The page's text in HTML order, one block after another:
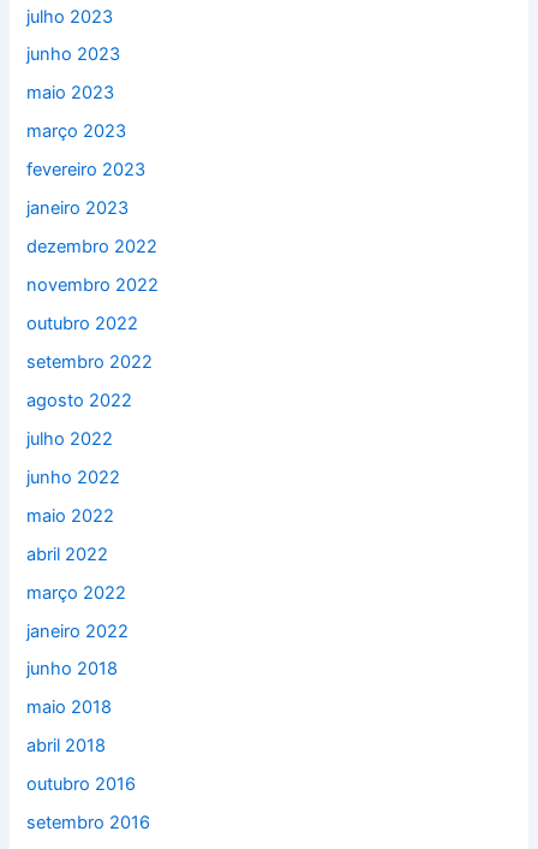
julho 2023
junho 2023
maio 2023
março 2023
fevereiro 2023
janeiro 2023
dezembro 2022
novembro 2022
outubro 2022
setembro 2022
agosto 2022
julho 2022
junho 2022
maio 2022
abril 2022
março 2022
janeiro 2022
junho 2018
maio 2018
abril 2018
outubro 2016
setembro 2016